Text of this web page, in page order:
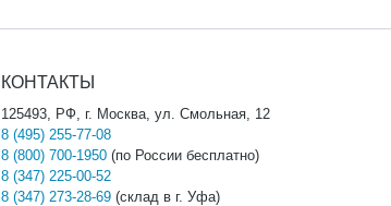
КОНТАКТЫ
125493, РФ, г. Москва, ул. Смольная, 12
8 (495) 255-77-08
8 (800) 700-1950(по России бесплатно)
8 (347) 225-00-52
8 (347) 273-28-69(склад в г. Уфа)